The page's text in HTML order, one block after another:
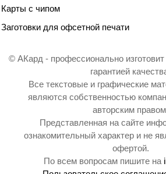
Карты с чипом
Заготовки для офсетной печати
© АКард - профессионально
гарантией
Все текстовые и графические
являются собственностью
авторским
Представленная на сайте
ознакомительный характер и не
офертой.
По всем вопросам пишите на